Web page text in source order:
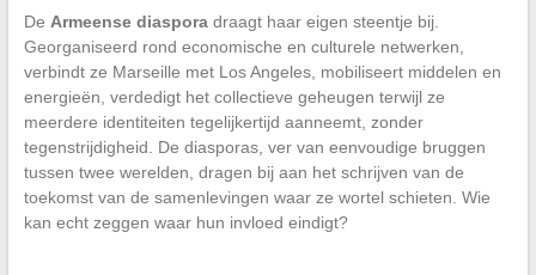
De Armeense diasporadraagt haar eigen steentje bij.
Georganiseerd rond economische en culturele netwerken,
verbindt ze Marseille met Los Angeles, mobiliseert middelen en
energieën, verdedigt het collectieve geheugen terwijl ze
meerdere identiteiten tegelijkertijd aanneemt, zonder
tegenstrijdigheid. De diasporas, ver van eenvoudige bruggen
tussen twee werelden, dragen bij aan het schrijven van de
toekomst van de samenlevingen waar ze wortel schieten. Wie
kan echt zeggen waar hun invloed eindigt?